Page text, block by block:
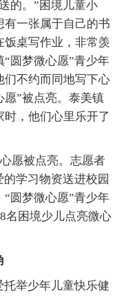
。”困境儿童小
有一张属于自己的书
桌写作业，非常羡
圆梦微心愿”青少年
们不约而同地写下心
愿”被点亮。泰美镇
，他们心里乐开了
愿被点亮。志愿者
学习物资送进校园
圆梦微心愿”青少年
名困境少儿点亮微心
举少年儿童快乐健